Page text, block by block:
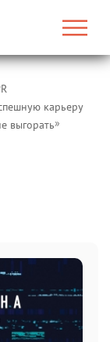
карьеру
выгорать»